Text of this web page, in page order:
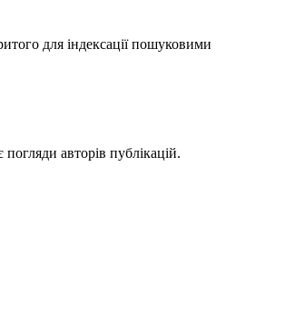
для індексації пошуковими
авторів публікацій.